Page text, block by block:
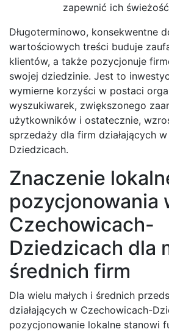
zapewnić ich
Długoterminowo, konsekwentne
wartościowych treści buduje
klientów, a także pozycjonuje
swojej dziedzinie. Jest to
wymierne korzyści w postaci
wyszukiwarek, zwiększonego
użytkowników i ostatecznie,
sprzedaży dla firm działających
Dziedzicach.
Znaczenie
pozycjonowania
Czechowicach-
Dziedzicach dla
średnich firm
Dla wielu małych i średnich
działających w Czechowicach-
pozycjonowanie lokalne stanowi